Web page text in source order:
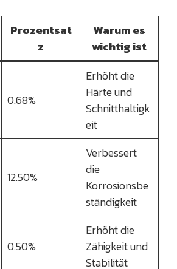
Prozentsat
z
Warum es
wichtig ist
0.68%
Erhöht die
Härte und
Schnitthaltigk
eit
12.50%
Verbessert
die
Korrosionsbe
ständigkeit
0.50%
Erhöht die
Zähigkeit und
Stabilität